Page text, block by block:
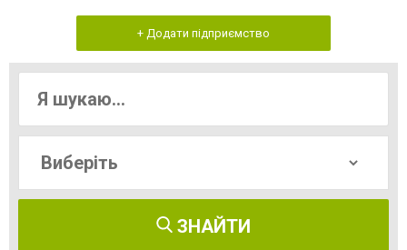
+ Додати підприємство
ЗНАЙТИ